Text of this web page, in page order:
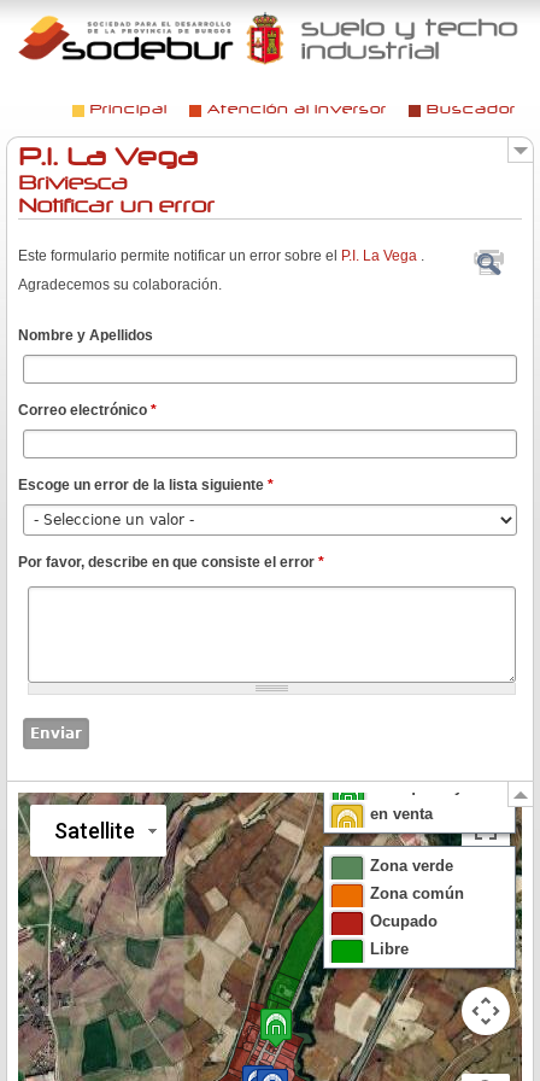
Jump to navigation
Menú principal
Principal Atención al inversor Buscador
P.I. La Vega
Briviesca
Notificar un error
Este formulario permite notificar un error sobre el P.I. La Vega .
Agradecemos su colaboración.
Nombre y Apellidos
Correo electrónico *
Escoge un error de la lista siguiente *
Por favor, describe en que consiste el error *
Satellite
en alquiler y venta
en venta
Zona verde
Zona común
Ocupado
Libre